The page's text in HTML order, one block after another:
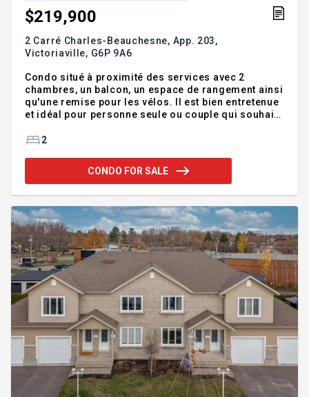
$219,900
2 Carré Charles-Beauchesne, App. 203,
Victoriaville, G6P 9A6
Condo situé à proximité des services avec 2
chambres, un balcon, un espace de rangement ainsi
qu'une remise pour les vélos. Il est bien entretenue
et idéal pour personne seule ou couple qui souhaite
vous ces beaux avantage sur place, vous serez
vous offrir!******Certaines photos ont été
générées par l'IA afin d'y ajouter des meubles, des
luminaires, stores, rideaux, toiles, pôles, lave-v
2
CONDO FOR SALE